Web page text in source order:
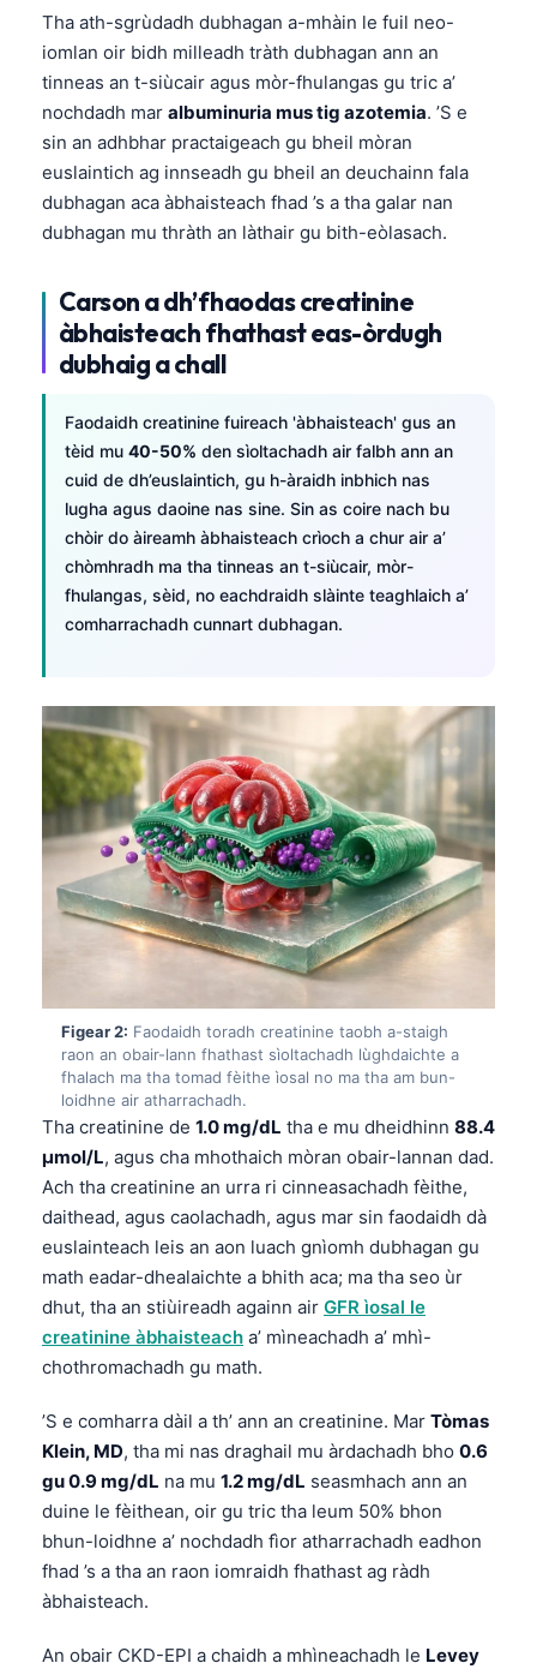
Tha ath-sgrùdadh dubhagan a-mhàin le fuil neo-
iomlan oir bidh milleadh tràth dubhagan ann an
tinneas an t-siùcair agus mòr-fhulangas gu tric a’
nochdadh mar albuminuria mus tig azotemia. ’S e
sin an adhbhar practaigeach gu bheil mòran
euslaintich ag innseadh gu bheil an deuchainn fala
dubhagan aca àbhaisteach fhad ’s a tha galar nan
dubhagan mu thràth an làthair gu bith-eòlasach.
Carson a dh’fhaodas creatinine
àbhaisteach fhathast eas-òrdugh
dubhaig a chall
Faodaidh creatinine fuireach 'àbhaisteach' gus an
tèid mu 40-50% den sìoltachadh air falbh ann an
cuid de dh’euslaintich, gu h-àraidh inbhich nas
lugha agus daoine nas sine. Sin as coire nach bu
chòir do àireamh àbhaisteach crìoch a chur air a’
chòmhradh ma tha tinneas an t-siùcair, mòr-
fhulangas, sèid, no eachdraidh slàinte teaghlaich a’
comharrachadh cunnart dubhagan.
Figear 2: Faodaidh toradh creatinine taobh a-staigh
raon an obair-lann fhathast sìoltachadh lùghdaichte a
fhalach ma tha tomad fèithe ìosal no ma tha am bun-
loidhne air atharrachadh.
Tha creatinine de 1.0 mg/dL tha e mu dheidhinn 88.4
µmol/L, agus cha mhothaich mòran obair-lannan dad.
Ach tha creatinine an urra ri cinneasachadh fèithe,
daithead, agus caolachadh, agus mar sin faodaidh dà
euslainteach leis an aon luach gnìomh dubhagan gu
math eadar-dhealaichte a bhith aca; ma tha seo ùr
dhut, tha an stiùireadh againn air GFR ìosal le
creatinine àbhaisteach a’ mìneachadh a’ mhì-
chothromachadh gu math.
’S e comharra dàil a th’ ann an creatinine. Mar Tòmas
Klein, MD, tha mi nas draghail mu àrdachadh bho 0.6
gu 0.9 mg/dL na mu 1.2 mg/dL seasmhach ann an
duine le fèithean, oir gu tric tha leum 50% bhon
bhun-loidhne a’ nochdadh fìor atharrachadh eadhon
fhad ’s a tha an raon iomraidh fhathast ag ràdh
àbhaisteach.
An obair CKD-EPI a chaidh a mhìneachadh le Levey